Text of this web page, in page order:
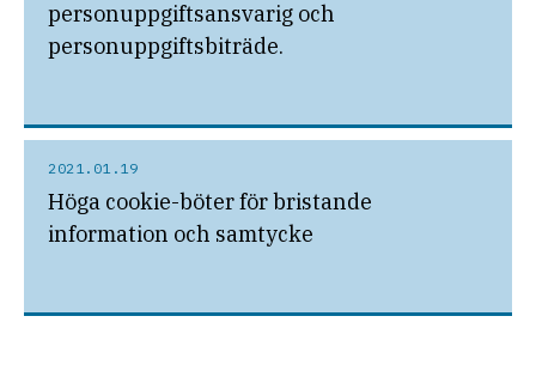
personuppgiftsansvarig och
personuppgiftsbiträde.
2021.01.19
Höga cookie-böter för bristande
information och samtycke